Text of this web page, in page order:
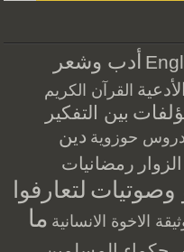
أدب وشعر
الأدعية القرآن الكريم
بين التفكير
دروس حوزوية دين
رمضانيات
وصوتيات لتعارفوا
الاخوة الانسانية ما